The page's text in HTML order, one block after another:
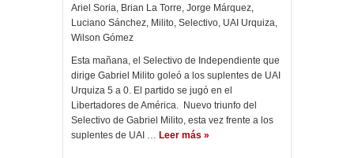
Ariel Soria, Brian La Torre, Jorge Márquez,
Luciano Sánchez, Milito, Selectivo, UAI Urquiza,
Wilson Gómez
Esta mañana, el Selectivo de Independiente que
dirige Gabriel Milito goleó a los suplentes de UAI
Urquiza 5 a 0. El partido se jugó en el
Libertadores de América. Nuevo triunfo del
Selectivo de Gabriel Milito, esta vez frente a los
suplentes de UAI … Leer más »